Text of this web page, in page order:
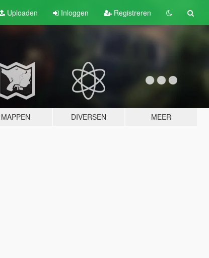
Uploaden Inloggen Registreren
MAPPEN DIVERSEN MEER